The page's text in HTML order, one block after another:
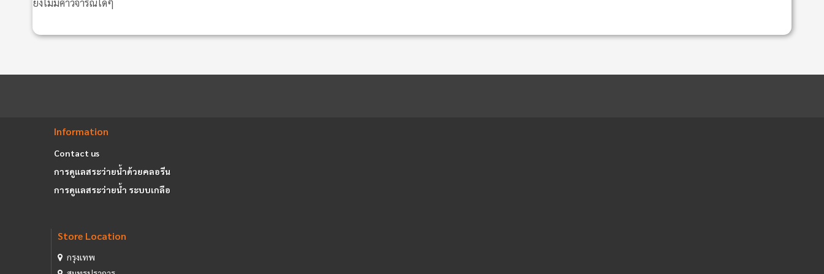
ยังไม่มีคำวิจารณ์ใดๆ
Information
Contact us
การดูแลสระว่ายน้ำด้วยคลอรีน
การดูแลสระว่ายน้ำ ระบบเกลือ
Store Location
กรุงเทพ